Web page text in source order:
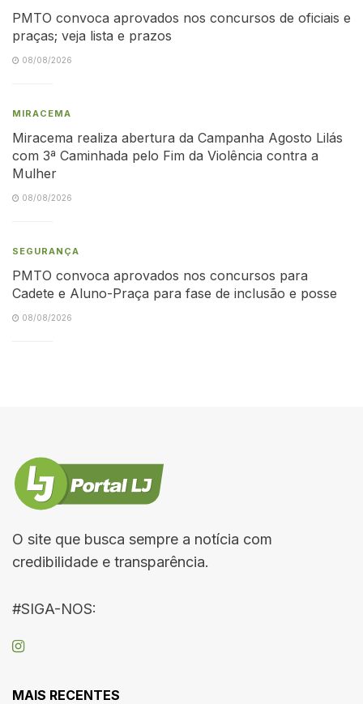
PMTO convoca aprovados nos concursos de oficiais e
praças; veja lista e prazos
08/08/2026
MIRACEMA
Miracema realiza abertura da Campanha Agosto Lilás
com 3ª Caminhada pelo Fim da Violência contra a
Mulher
08/08/2026
SEGURANÇA
PMTO convoca aprovados nos concursos para
Cadete e Aluno-Praça para fase de inclusão e posse
08/08/2026
O site que busca sempre a notícia com
credibilidade e transparência.
#SIGA-NOS:
MAIS RECENTES